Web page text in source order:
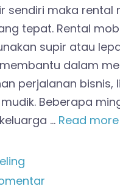
sendiri maka rental
tepat. Rental
supir atau
dalam
perjalanan bisnis,
Beberapa
… Read more